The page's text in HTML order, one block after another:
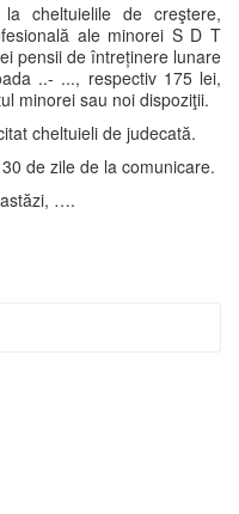
cheltuielile de creştere,
ale minorei S D T
pensii de întreținere lunare
..- ..., respectiv 175 lei,
minorei sau noi dispoziţii.
cheltuieli de judecată.
de zile de la comunicare.
….